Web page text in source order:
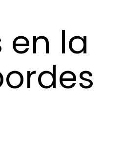
en la